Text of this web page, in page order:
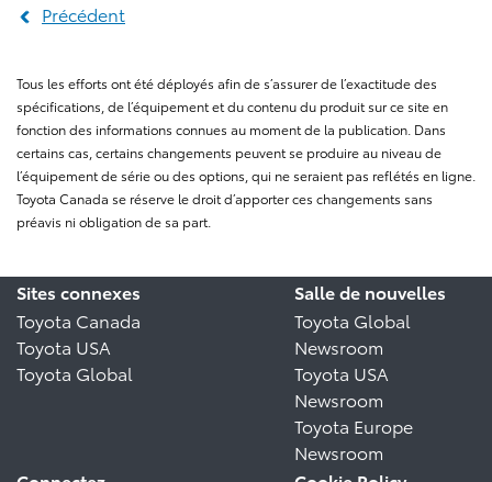
Précédent
Tous les efforts ont été déployés afin de s’assurer de l’exactitude des
spécifications, de l’équipement et du contenu du produit sur ce site en
fonction des informations connues au moment de la publication. Dans
certains cas, certains changements peuvent se produire au niveau de
l’équipement de série ou des options, qui ne seraient pas reflétés en ligne.
Toyota Canada se réserve le droit d’apporter ces changements sans
préavis ni obligation de sa part.
Sites connexes
Toyota Canada
Toyota USA
Toyota Global
Salle de nouvelles
Toyota Global
Newsroom
Toyota USA
Newsroom
Toyota Europe
Newsroom